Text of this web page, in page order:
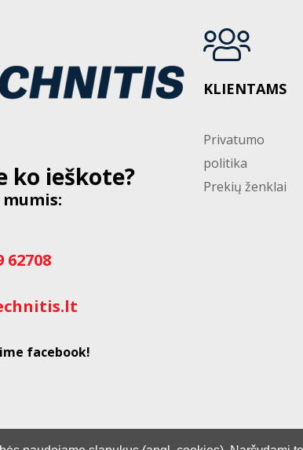
ko ieškote?
62708
facebook!
KLIENTAMS
Privatumo
politika
Prekių ženklai